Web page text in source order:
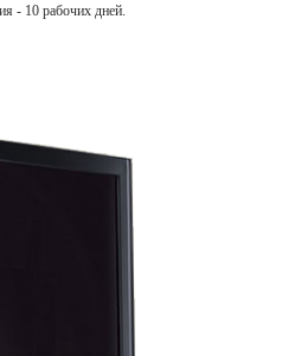
- 10 рабочих дней.